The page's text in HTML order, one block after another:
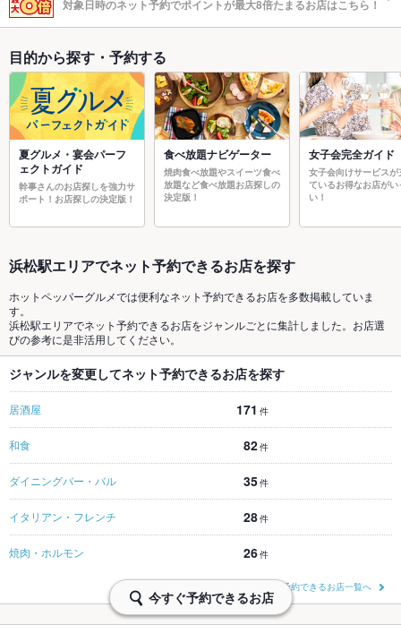
対象日時のネット予約でポイントが最大8倍たまるお店はこちら！
目的から探す・予約する
夏グルメ・宴会パーフ
ェクトガイド
幹事さんのお店探しを強力サ
ポート！お店探しの決定版！
食べ放題ナビゲーター
焼肉食べ放題やスイーツ食べ
放題など食べ放題お店探しの
決定版！
女子会完全ガイド
女子会向けサービスが
ているお得なお店がい
い！
浜松駅エリアでネット予約できるお店を探す
ホットペッパーグルメでは便利なネット予約できるお店を多数掲載していま
す。
浜松駅エリアでネット予約できるお店をジャンルごとに集計しました。お店選
びの参考に是非活用してください。
ジャンルを変更してネット予約できるお店を探す
居酒屋 171 件
和食 82件
ダイニングバー・バル 35件
イタリアン・フレンチ 28件
焼肉・ホルモン 26件
浜松駅エリアでネット予約できるお店一覧へ
今すぐ予約できるお店